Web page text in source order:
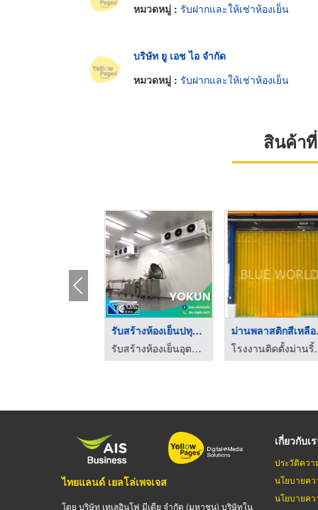
หมวดหมู่ : รับฝากและให้เช่าห้องเย็น
บริษัท ยู เอช ไอ จำกัด
หมวดหมู่ : รับฝากและให้เช่าห้องเย็น
สินค้า
รับสร้างห้องเย็นปทุม ...
รับสร้างห้องเย็นอุตสาหกรรม - โยกุน เอ็นจิเนียริ่ง
ม่า
โรงงานติด
ไทยแลนด์ เยลโล่เพจเจส
โดย บริษัท เทเลอินโฟ มีเดีย จำกัด (มหาชน) บริษัทใน
เกี่ยวกับเ
ประวัติควา
นโยบายค
นโยบายคว